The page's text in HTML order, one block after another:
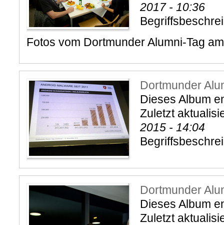
2017 - 10:36
Fotos vom Dortmunder Alumni-Tag
Dortmunder
Dieses Album
Zuletzt
2015 - 14:04
Dortmunder
Dieses Album
Zuletzt